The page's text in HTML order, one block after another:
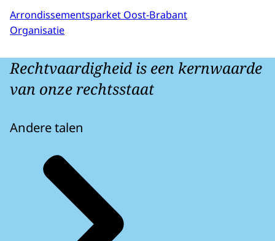
Arrondissementsparket Oost-Brabant
Organisatie
Rechtvaardigheid is een kernwaarde
van onze rechtsstaat
Andere talen